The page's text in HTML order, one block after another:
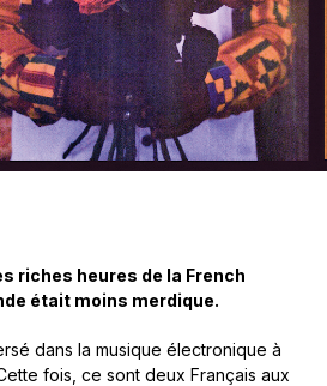
riches heures de la French
était moins merdique.
dans la musique électronique à
fois, ce sont deux Français aux